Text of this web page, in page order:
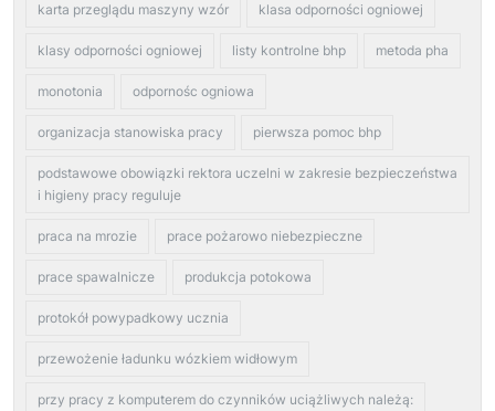
karta przeglądu maszyny wzór klasa odporności ogniowej
klasy odporności ogniowej listy kontrolne bhp metoda pha
monotonia odpornośc ogniowa
organizacja stanowiska pracy pierwsza pomoc bhp
podstawowe obowiązki rektora uczelni w zakresie bezpieczeństwa
i higieny pracy reguluje
praca na mrozie prace pożarowo niebezpieczne
prace spawalnicze produkcja potokowa
protokół powypadkowy ucznia
przewożenie ładunku wózkiem widłowym
przy pracy z komputerem do czynników uciążliwych należą: